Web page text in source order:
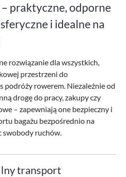
praktyczne, odporne
i idealne na
rozwiązanie dla wszystkich,
przestrzeni do
podróży rowerem. Niezależnie od
drogę do pracy, zakupy czy
– zapewniają one bezpieczny i
bagażu bezpośrednio na
swobody ruchów.
transport